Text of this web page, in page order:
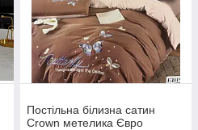
Постільна білизна сатин
Crown метелика Євро